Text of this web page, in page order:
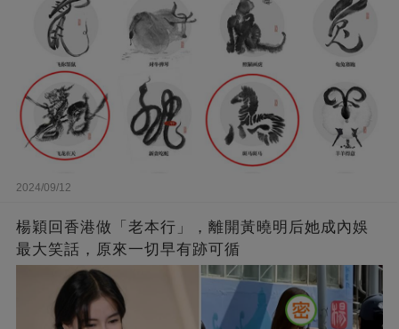
2024/09/12
楊穎回香港做「老本行」，離開黃曉明后她成內娛
最大笑話，原來一切早有跡可循